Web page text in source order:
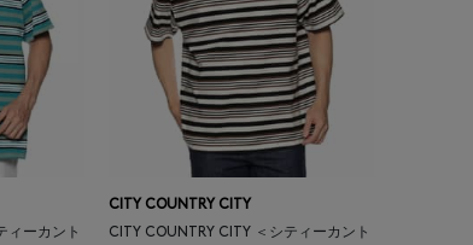
ィーカント
CITY COUNTRY CITY
CITY COUNTRY CITY ＜シティーカント